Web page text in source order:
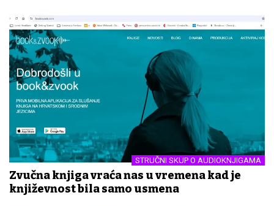
STRUČNI SKUP O AUDIOKNJIGAMA
Zvučna knjiga vraća nas u vremena kad je
književnost bila samo usmena